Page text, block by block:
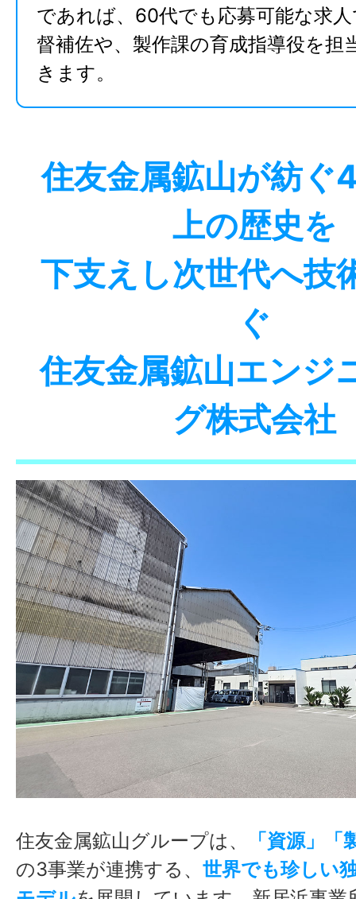
であれば、60代でも応募可能な求
督補佐や、製作課の育成指導役を担
きます。
住友金属鉱山が紡ぐ
上の歴史を
下支えし次世代へ技
ぐ
住友金属鉱山エンジ
グ株式会社
住友金属鉱山グループは、
「資源」「
の3事業が連携する、 世界でも珍しい